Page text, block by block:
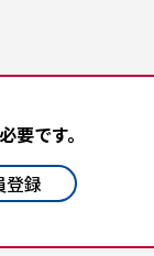
要です。
登録